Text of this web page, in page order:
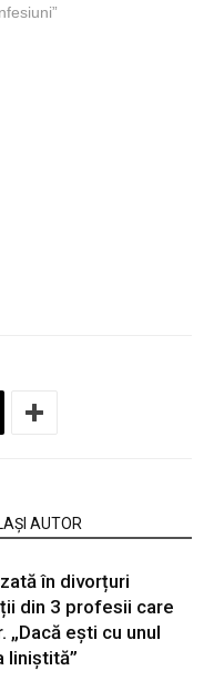
AUTOR
în divorțuri
din 3 profesii care
„Dacă ești cu unul
liniștită”